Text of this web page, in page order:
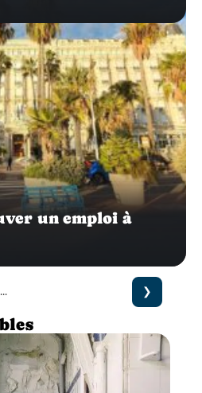
un emploi à